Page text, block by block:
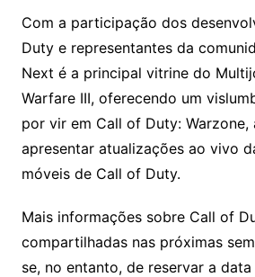
Com a participação dos
Duty e representantes da
Next é a principal vitrine do
Warfare III, oferecendo um
por vir em Call of Duty: Warzone,
apresentar atualizações ao vivo
móveis de Call of Duty.
Mais informações sobre Call of
compartilhadas nas próximas
se, no entanto, de reservar a